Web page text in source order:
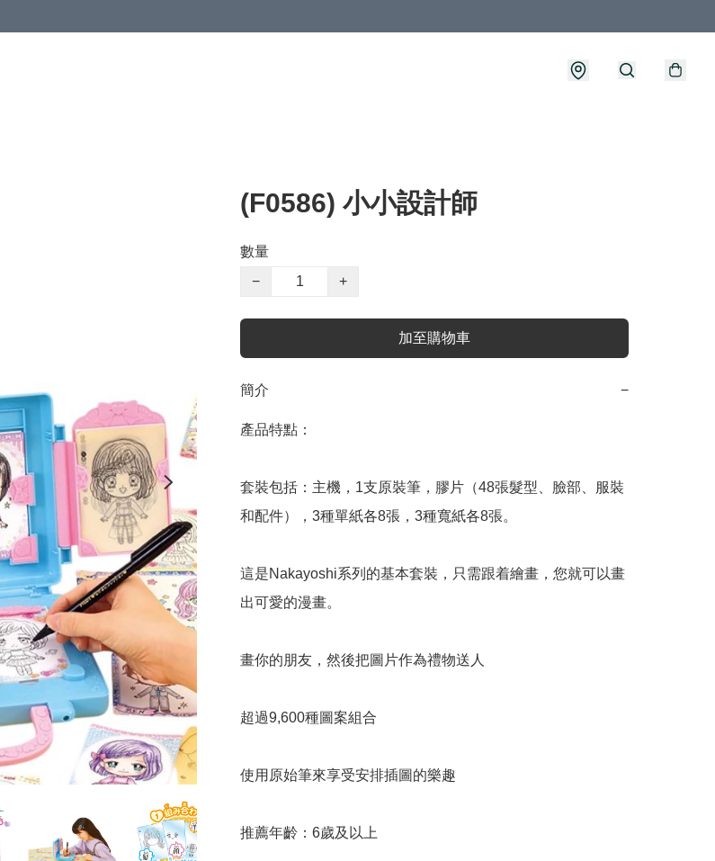
(F0586) 小小設計師
數量
−
+
加至購物車
簡介 −
產品特點：
套裝包括：主機，1支原裝筆，膠片（48張髮型、臉部、服裝
和配件），3種單紙各8張，3種寬紙各8張。
這是Nakayoshi系列的基本套裝，只需跟着繪畫，您就可以畫
出可愛的漫畫。
畫你的朋友，然後把圖片作為禮物送人
超過9,600種圖案組合
使用原始筆來享受安排插圖的樂趣
推薦年齡：6歲及以上